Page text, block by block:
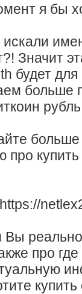
я бы
Значит
будет
больше
больше
купить
Вы
про
купить